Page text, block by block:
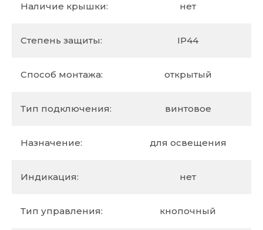
Наличие крышки: нет
Степень защиты: IP44
Способ монтажа: открытый
Тип подключения: винтовое
Назначение: для освещения
Индикация: нет
Тип управления: кнопочный